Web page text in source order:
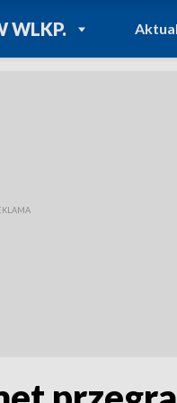
WLKP.
POWRÓT DO
TVP REGIONY